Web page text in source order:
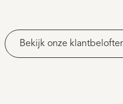
Bekijk onze